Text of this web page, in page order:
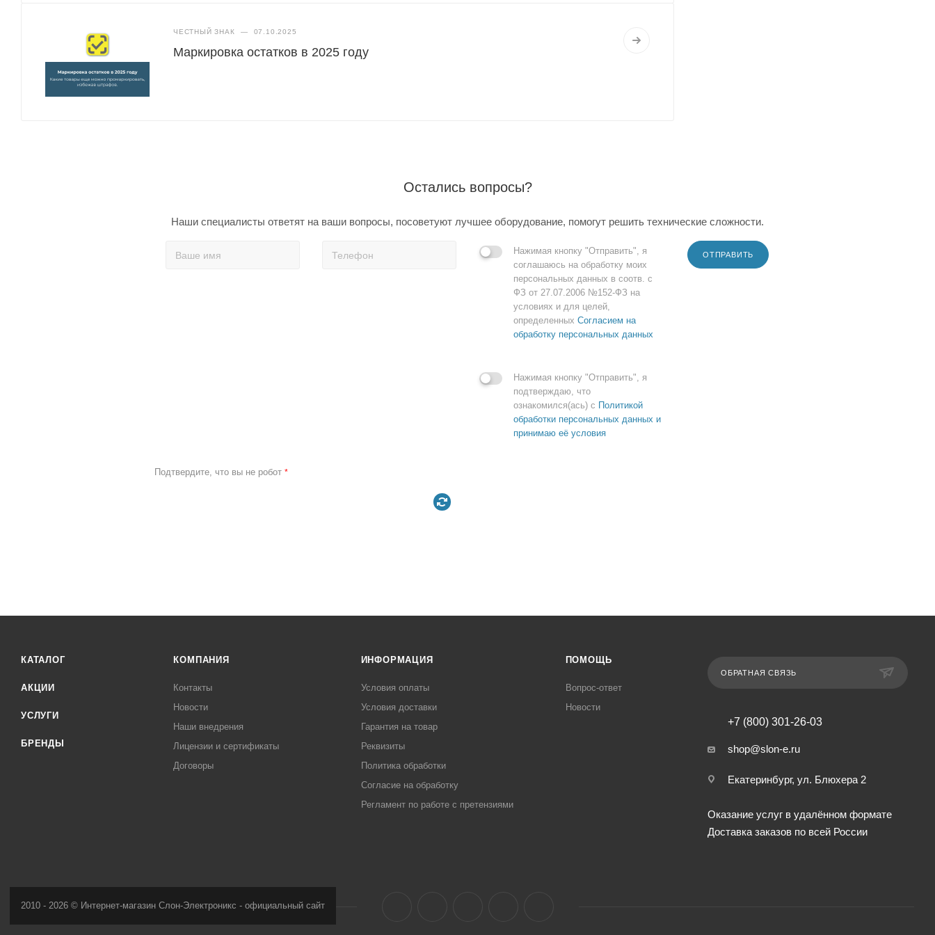
ЧЕСТНЫЙ ЗНАК — 07.10.2025
Маркировка остатков в 2025 году
Остались вопросы?
Наши специалисты ответят на ваши вопросы, посоветуют лучшее оборудование, помогут решить технические сложности.
Нажимая кнопку "Отправить", я
соглашаюсь на обработку моих
персональных данных в соотв. с
ФЗ от 27.07.2006 №152-ФЗ на
условиях и для целей,
определенных Согласием на
обработку персональных данных
Нажимая кнопку "Отправить", я
подтверждаю, что
ознакомился(ась) с Политикой
обработки персональных данных и
принимаю её условия
ОТПРАВИТЬ
Подтвердите, что вы не робот *
КАТАЛОГ
АКЦИИ
УСЛУГИ
БРЕНДЫ
КОМПАНИЯ
Контакты
Новости
Наши внедрения
Лицензии и сертификаты
Договоры
ИНФОРМАЦИЯ
Условия оплаты
Условия доставки
Гарантия на товар
Реквизиты
Политика обработки
Согласие на обработку
Регламент по работе с претензиями
ПОМОЩЬ
Вопрос-ответ
Новости
ОБРАТНАЯ СВЯЗЬ
+7 (800) 301-26-03
shop@slon-e.ru
Екатеринбург, ул. Блюхера 2
Оказание услуг в удалённом формате
Доставка заказов по всей России
2010 - 2026 © Интернет-магазин Слон-Электроникс - официальный сайт